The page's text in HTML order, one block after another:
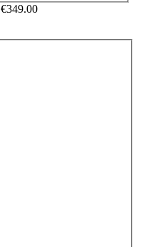
€349.00